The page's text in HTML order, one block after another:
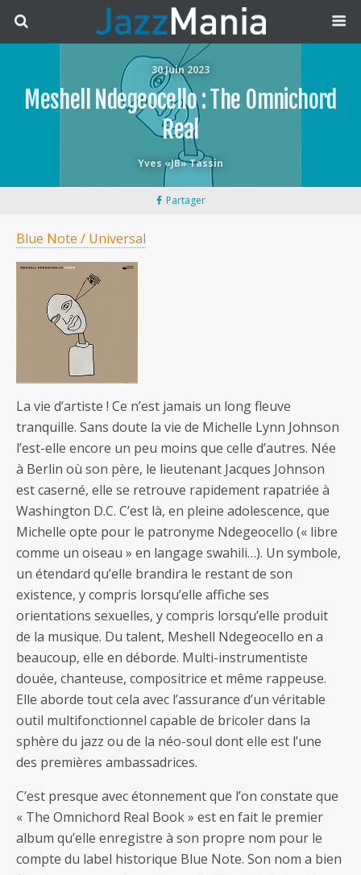
30 Juin 2023
Meshell Ndegeocello : The Omnichord
Real
Yves «JB» Tassin
Partager
Blue Note / Universal
La vie d’artiste ! Ce n’est jamais un long fleuve
tranquille. Sans doute la vie de Michelle Lynn Johnson
l’est-elle encore un peu moins que celle d’autres. Née
à Berlin où son père, le lieutenant Jacques Johnson
est caserné, elle se retrouve rapidement rapatriée à
Washington D.C. C’est là, en pleine adolescence, que
Michelle opte pour le patronyme Ndegeocello (« libre
comme un oiseau » en langage swahili…). Un symbole,
un étendard qu’elle brandira le restant de son
existence, y compris lorsqu’elle affiche ses
orientations sexuelles, y compris lorsqu’elle produit
de la musique. Du talent, Meshell Ndegeocello en a
beaucoup, elle en déborde. Multi-instrumentiste
douée, chanteuse, compositrice et même rappeuse.
Elle aborde tout cela avec l’assurance d’un véritable
outil multifonctionnel capable de bricoler dans la
sphère du jazz ou de la néo-soul dont elle est l’une
des premières ambassadrices.
C’est presque avec étonnement que l’on constate que
« The Omnichord Real Book » est en fait le premier
album qu’elle enregistre à son propre nom pour le
compte du label historique Blue Note. Son nom a bien